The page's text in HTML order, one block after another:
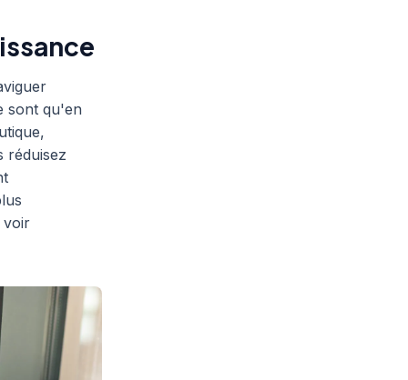
sont qu'en
réduisez